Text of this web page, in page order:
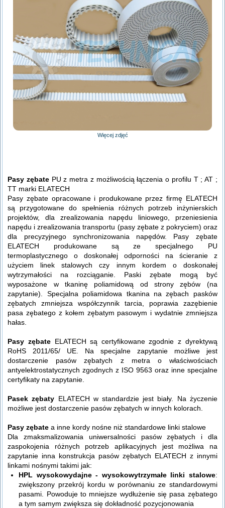
Więcej zdjęć
Pasy zębate PU z metra z możliwością łączenia o profilu T ; AT ;
TT marki ELATECH
Pasy zębate opracowane i produkowane przez firmę ELATECH
są przygotowane do spełnienia różnych potrzeb inżynierskich
projektów, dla zrealizowania napędu liniowego, przeniesienia
napędu i zrealizowania transportu (pasy zębate z pokryciem) oraz
dla precyzyjnego synchronizowania napędów. Pasy zębate
ELATECH produkowane są ze specjalnego PU
termoplastycznego o doskonałej odporności na ścieranie z
użyciem linek stalowych czy innym kordem o doskonałej
wytrzymałości na rozciąganie. Paski zębate mogą być
wyposażone w tkaninę poliamidową od strony zębów (na
zapytanie). Specjalna poliamidowa tkanina na zębach pasków
zębatych zmniejsza współczynnik tarcia, poprawia zazębienie
pasa zębatego z kołem zębatym pasowym i wydatnie zmniejsza
hałas.
Pasy zębateELATECH są certyfikowane zgodnie z dyrektywą
RoHS 2011/65/ UE. Na specjalne zapytanie możliwe jest
dostarczenie pasów zębatych z metra o właściwościach
antyelektrostatycznych zgodnych z ISO 9563 oraz inne specjalne
certyfikaty na zapytanie.
Pasek zębaty ELATECH w standardzie jest biały. Na życzenie
możliwe jest dostarczenie pasów zębatych w innych kolorach.
Pasy zębate a inne kordy nośne niż standardowe linki stalowe
Dla zmaksmalizowania uniwersalności pasów zębatych i dla
zaspokojenia różnych potrzeb aplikacyjnych jest możliwa na
zapytanie inna konstrukcja pasów zębatych ELATECH z innymi
linkami nośnymi takimi jak:
HPL wysokowydajne - wysokowytrzymałe linki stalowe:
zwiększony przekrój kordu w porównaniu ze standardowymi
pasami. Powoduje to mniejsze wydłużenie się pasa zębatego
a tym samym zwiększa się dokładność pozycjonowania